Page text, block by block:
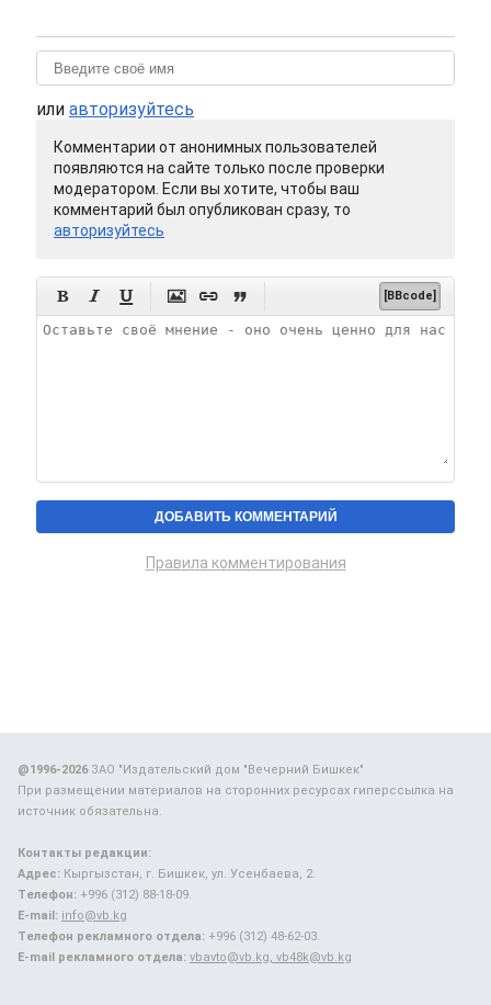
или авторизуйтесь
Комментарии от анонимных пользователей
появляются на сайте только после проверки
модератором. Если вы хотите, чтобы ваш
комментарий был опубликован сразу, то
авторизуйтесь
      [BBcode]
Правила комментирования
@1996-2026ЗАО "Издательский дом "Вечерний Бишкек"
При размещении материалов на сторонних ресурсах гиперссылка на
источник обязательна.
Контакты редакции:
Адрес: Кыргызстан, г. Бишкек, ул. Усенбаева, 2.
Телефон: +996 (312) 88-18-09.
E-mail: info@vb.kg
Телефон рекламного отдела: +996 (312) 48-62-03.
E-mail рекламного отдела: vbavto@vb.kg, vb48k@vb.kg